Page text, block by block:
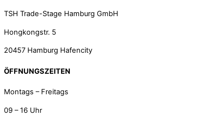
TSH Trade-Stage Hamburg GmbH
Hongkongstr. 5
20457 Hamburg Hafencity
ÖFFNUNGSZEITEN
Montags – Freitags
09 – 16 Uhr